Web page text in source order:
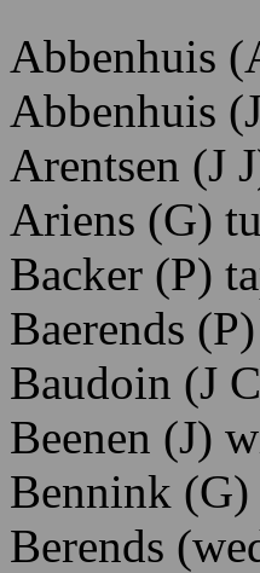
Abbenhuis
Abbenhuis
Arentsen (J
Ariens (G)
Backer (P)
Baerends (P)
Baudoin (J
Beenen (J)
Bennink (G)
Berends